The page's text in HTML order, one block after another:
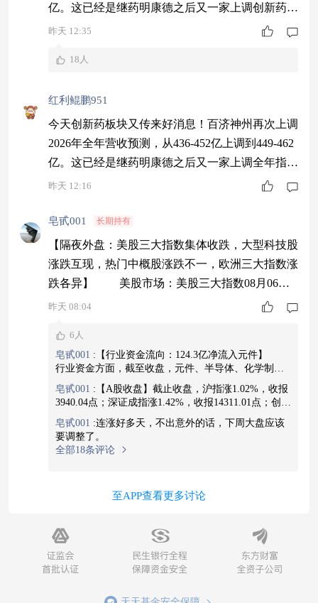
亿。这已经是继药明康德之后又一家上调创新药龙
头了。$中银港股通医药C（020398）$重仓的港股
济神州H股今天涨超3%，带动整个板块情绪高
少。#A股历次调整后 如何布局反弹行情？#
昨天 12:35
18人
红利鲲鹏951
今天创新药板块又传来好消息！百济神州再次上调
2026年全年营收预测，从436-452亿上调到449-462
亿。这已经是继药明康德之后又一家上调全年指引
的创新药龙头了。$中银港股通医药C（020398）
康方生物，全是BD出海的主力军。百济神州H股
今天涨超3%，带动整个板块情绪高涨。业绩兑现
期，拿着这基的朋友心里应该踏实不少。#葛卫东
加仓存储芯片股：坚定看多
昨天 12:16
皂甙001 长期持有
【隔夜外盘：美股三大指数集体收跌，大型科技股
涨跌互现，热门中概股涨跌不一，欧洲三大指数涨
跌各异】 美股市场：美股三大指数08月06日
收盘全线下跌。截至收盘，道琼斯工业平均指数比
53885.1点，跌幅为0.85%；标准普尔500种股票指
数下跌13.59点，收于7709.96点，跌幅为0.18%；
昨天 08:04
6人
皂甙001 : 【行业资金流向：124.3亿净流入元件】
行业资金方面，截至收盘，元件、半导体、化学制药
等净流入排名靠前，其中元件净流入124.3亿。 净
流出方面，软件开发、通信设备、IT服务等净流出排
名靠前，其中软件开发净流出38.67亿元。
皂甙001 : 【A股收盘】截止收盘，沪指涨1.02%，收报
3940.04点；深证成指涨1.42%，收报14311.01点；创业
板指涨1.35%，收报3563.12点。沪深京三市成交额2.68
万亿，较昨日放量1359亿。 行业板块涨多跌少，
医疗服务、稀土、生物制品、元件、化学制药、电子
化学品、贵金属、半导体板块涨幅居前，房屋建设、
股爆发，哈三联、昭衍新药、凯莱英等10多只股涨
皂甙001 :连涨好多天，不出意外的话，下周大盘应该
要调整了。
全部18条评论
至APP查看更多讨论